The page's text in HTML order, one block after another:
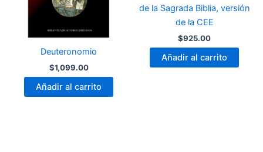
Deuteronomio
$1,099.00
Añadir al carrito
de la Sagrada Biblia, versión
de la CEE
$925.00
Añadir al carrito